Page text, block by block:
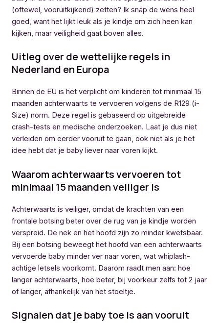
(oftewel, vooruitkijkend) zetten? Ik snap de wens heel
goed, want het lijkt leuk als je kindje om zich heen kan
kijken, maar veiligheid gaat boven alles.
Uitleg over de wettelijke regels in
Nederland en Europa
Binnen de EU is het verplicht om kinderen tot minimaal 15
maanden achterwaarts te vervoeren volgens de R129 (i-
Size) norm. Deze regel is gebaseerd op uitgebreide
crash-tests en medische onderzoeken. Laat je dus niet
verleiden om eerder vooruit te gaan, ook niet als je het
idee hebt dat je baby liever naar voren kijkt.
Waarom achterwaarts vervoeren tot
minimaal 15 maanden veiliger is
Achterwaarts is veiliger, omdat de krachten van een
frontale botsing beter over de rug van je kindje worden
verspreid. De nek en het hoofd zijn zo minder kwetsbaar.
Bij een botsing beweegt het hoofd van een achterwaarts
vervoerde baby minder ver naar voren, wat whiplash-
achtige letsels voorkomt. Daarom raadt men aan: hoe
langer achterwaarts, hoe beter, bij voorkeur zelfs tot 2 jaar
of langer, afhankelijk van het stoeltje.
Signalen dat je baby toe is aan vooruit